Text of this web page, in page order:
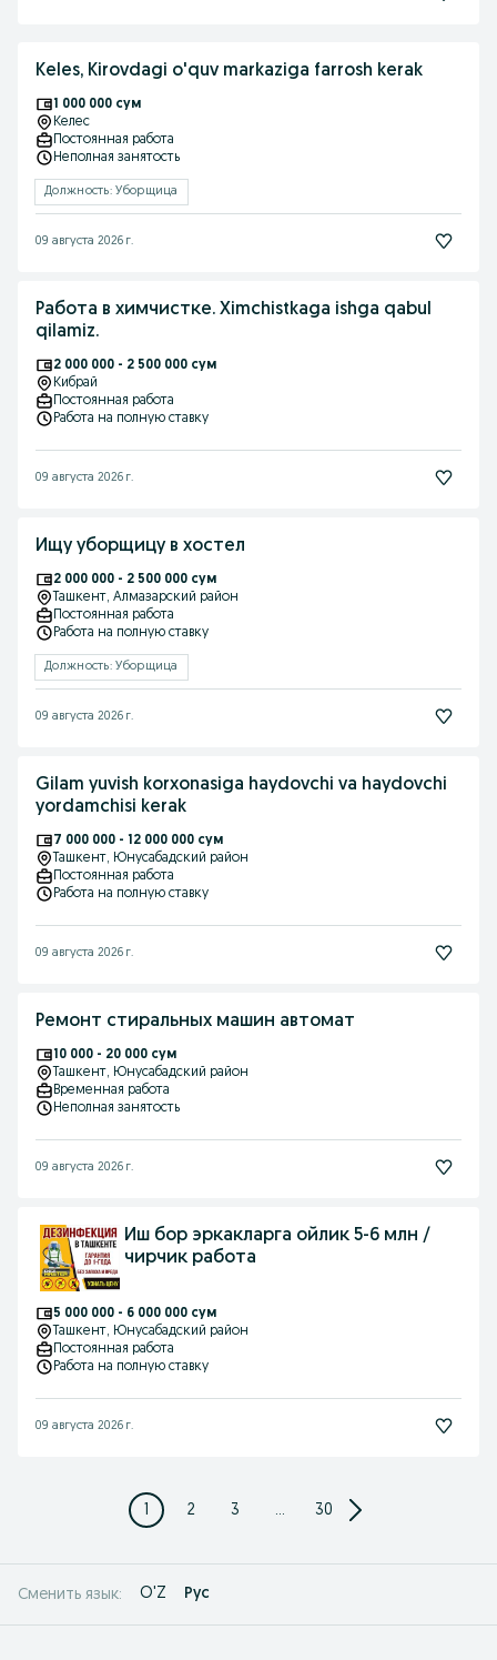
Keles, Kirovdagi o'quv markaziga farrosh kerak
1 000 000 сум
Келес
Постоянная работа
Неполная занятость
Должность: Уборщица
09 августа 2026 г.
Работа в химчистке. Ximchistkaga ishga qabul
qilamiz.
2 000 000 - 2 500 000 сум
Кибрай
Постоянная работа
Работа на полную ставку
09 августа 2026 г.
Ищу уборщицу в хостел
2 000 000 - 2 500 000 сум
Ташкент, Алмазарский район
Постоянная работа
Работа на полную ставку
Должность: Уборщица
09 августа 2026 г.
Gilam yuvish korxonasiga haydovchi va haydovchi
yordamchisi kerak
7 000 000 - 12 000 000 сум
Ташкент, Юнусабадский район
Постоянная работа
Работа на полную ставку
09 августа 2026 г.
Ремонт стиральных машин автомат
10 000 - 20 000 сум
Ташкент, Юнусабадский район
Временная работа
Неполная занятость
09 августа 2026 г.
Иш бор эркакларга ойлик 5-6 млн /
чирчик работа
5 000 000 - 6 000 000 сум
Ташкент, Юнусабадский район
Постоянная работа
Работа на полную ставку
09 августа 2026 г.
1 2 3 ... 30
Сменить язык: O'Z Рус